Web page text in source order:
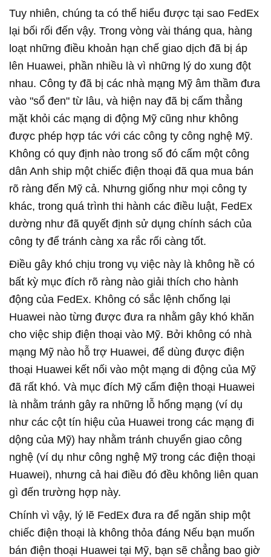
Tuy nhiên, chúng ta có thể hiểu được tại sao FedEx
lại bối rối đến vậy. Trong vòng vài tháng qua, hàng
loạt những điều khoản hạn chế giao dịch đã bị áp
lên Huawei, phần nhiều là vì những lý do xung đột
nhau. Công ty đã bị các nhà mạng Mỹ âm thầm đưa
vào "sổ đen" từ lâu, và hiện nay đã bị cấm thẳng
mặt khỏi các mạng di động Mỹ cũng như không
được phép hợp tác với các công ty công nghệ Mỹ.
Không có quy định nào trong số đó cấm một công
dân Anh ship một chiếc điện thoại đã qua mua bán
rõ ràng đến Mỹ cả. Nhưng giống như mọi công ty
khác, trong quá trình thi hành các điều luật, FedEx
dường như đã quyết định sử dụng chính sách của
công ty để tránh càng xa rắc rối càng tốt.
Điều gây khó chịu trong vụ việc này là không hề có
bất kỳ mục đích rõ ràng nào giải thích cho hành
động của FedEx. Không có sắc lệnh chống lại
Huawei nào từng được đưa ra nhằm gây khó khăn
cho việc ship điện thoại vào Mỹ. Bởi không có nhà
mạng Mỹ nào hỗ trợ Huawei, để dùng được điện
thoại Huawei kết nối vào một mạng di động của Mỹ
đã rất khó. Và mục đích Mỹ cấm điện thoại Huawei
là nhằm tránh gây ra những lỗ hổng mạng (ví dụ
như các cột tín hiệu của Huawei trong các mạng đi
dộng của Mỹ) hay nhằm tránh chuyển giao công
nghệ (ví dụ như công nghệ Mỹ trong các điện thoại
Huawei), nhưng cả hai điều đó đều không liên quan
gì đến trường hợp này.
Chính vì vậy, lý lẽ FedEx đưa ra để ngăn ship một
chiếc điện thoại là không thỏa đáng Nếu bạn muốn
bán điện thoại Huawei tại Mỹ, bạn sẽ chẳng bao giờ